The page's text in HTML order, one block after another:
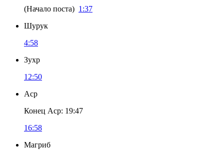
(Начало поста) 1:37
Шурук
4:58
Зухр
12:50
Аср
Конец Аср: 19:47
16:58
Магриб